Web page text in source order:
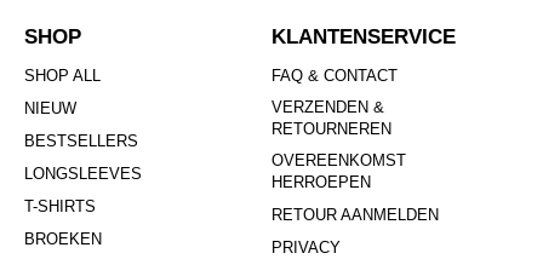
SHOP
SHOP ALL
NIEUW
BESTSELLERS
LONGSLEEVES
T-SHIRTS
BROEKEN
KLANTENSERVICE
FAQ & CONTACT
VERZENDEN &
RETOURNEREN
OVEREENKOMST
HERROEPEN
RETOUR AANMELDEN
PRIVACY